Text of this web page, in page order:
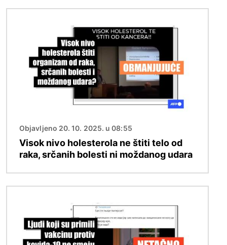
Objavljeno 20. 10. 2025. u 08:55
Visok nivo holesterola ne štiti telo od
raka, srčanih bolesti ni moždanog udara